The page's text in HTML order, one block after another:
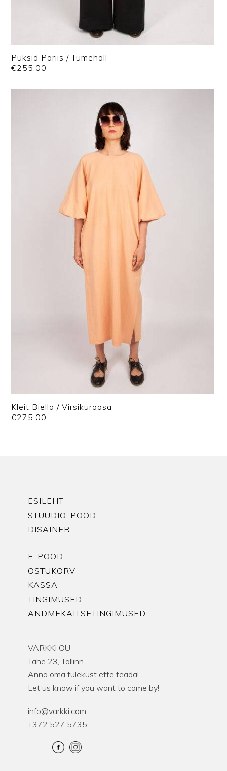
Püksid Pariis / Tumehall
€255.00
Kleit Biella / Virsikuroosa
€275.00
ESILEHT
STUUDIO-POOD
DISAINER
E-POOD
OSTUKORV
KASSA
TINGIMUSED
ANDMEKAITSETINGIMUSED
VARKKI OÜ
Tähe 23, Tallinn
Anna oma tulekust ette teada!
Let us know if you want to come by!
info@varkki.com
+372 527 5735